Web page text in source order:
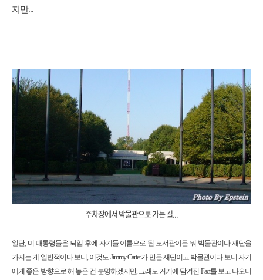
지만...
주차장에서 박물관으로 가는 길...
일단, 미 대통령들은 퇴임 후에 자기들 이름으로 된 도서관이든 뭐 박물관이나 재단을
가지는 게 일반적이다 보니, 이것도 Jimmy Carter가 만든 재단이고 박물관이다 보니 자기
에게 좋은 방향으로 해 놓은 건 분명하겠지만, 그래도 거기에 담겨진 Fact를 보고 나오니